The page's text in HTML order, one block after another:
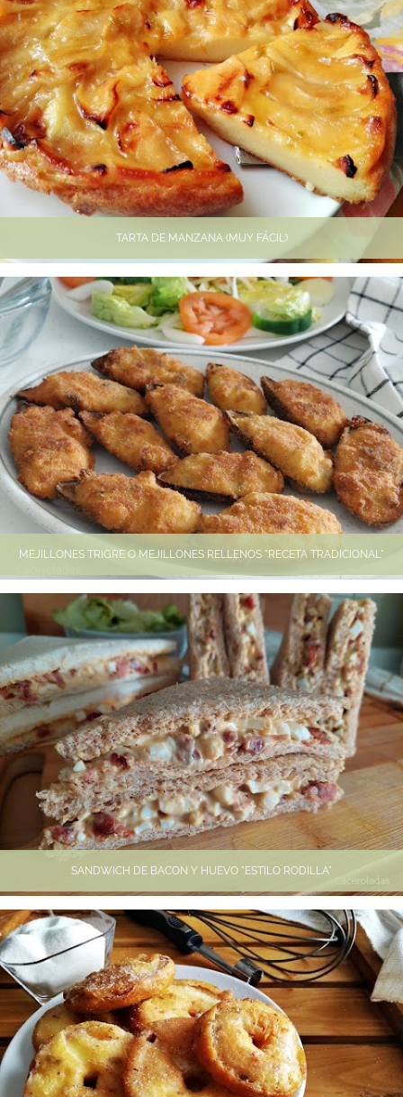
TARTA DE MANZANA (MUY FÁCIL)
MEJILLONES TRIGRE O MEJILLONES RELLENOS "RECETA TRADICIONAL"
SANDWICH DE BACON Y HUEVO "ESTILO RODILLA"